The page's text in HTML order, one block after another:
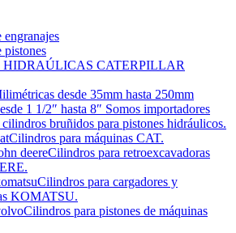
engranajes
pistones
CATERPILLAR
desde 35mm hasta 250mm
1 1/2″ hasta 8″ Somos importadores
bruñidos para pistones hidráulicos.
Cilindros para máquinas CAT.
deereCilindros para retroexcavadoras
Cilindros para cargadores y
KOMATSU.
Cilindros para pistones de máquinas